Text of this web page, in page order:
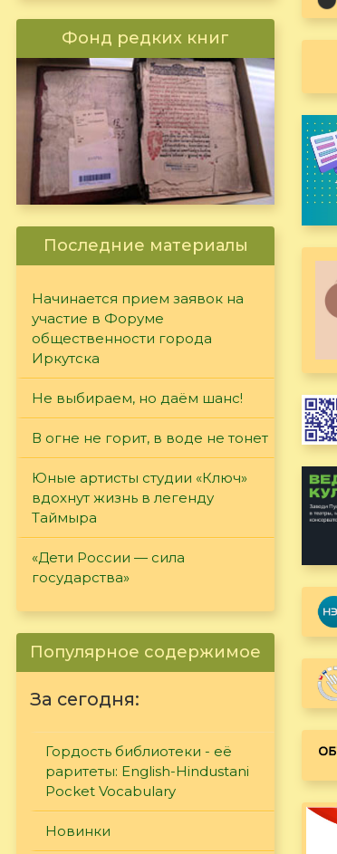
Фонд редких книг
Последние материалы
Начинается прием заявок на
участие в Форуме
общественности города
Иркутска
Не выбираем, но даём шанс!
В огне не горит, в воде не тонет
Юные артисты студии «Ключ»
вдохнут жизнь в легенду
Таймыра
«Дети России — сила
государства»
Популярное содержимое
За сегодня:
Гордость библиотеки - её
раритеты: English-Hindustani
Pocket Vocabulary
Новинки